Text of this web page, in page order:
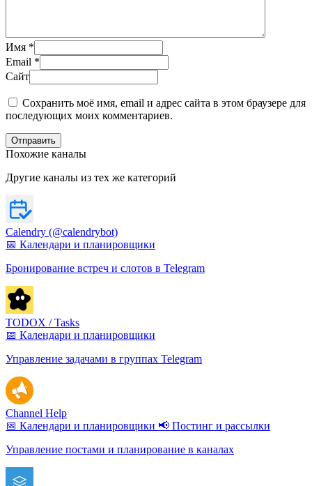
Имя *
Email *
Сайт
Сохранить моё имя, email и адрес сайта в этом браузере для
последующих моих комментариев.
Отправить
Похожие каналы
Другие каналы из тех же категорий
Calendry (@calendrybot)
📅 Календари и планировщики
Бронирование встреч и слотов в Telegram
TODOX / Tasks
📅 Календари и планировщики
Управление задачами в группах Telegram
Channel Help
📅 Календари и планировщики 📢 Постинг и рассылки
Управление постами и планирование в каналах